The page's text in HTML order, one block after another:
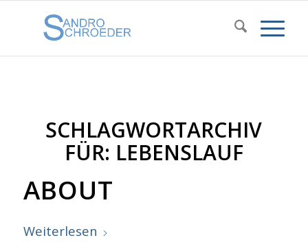
SCHLAGWORTARCHIV
FÜR: LEBENSLAUF
ABOUT
Weiterlesen